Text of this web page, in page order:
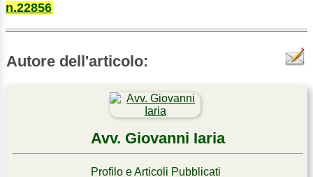
n.22856
Autore dell'articolo:
Avv. Giovanni Iaria
Profilo e Articoli Pubblicati